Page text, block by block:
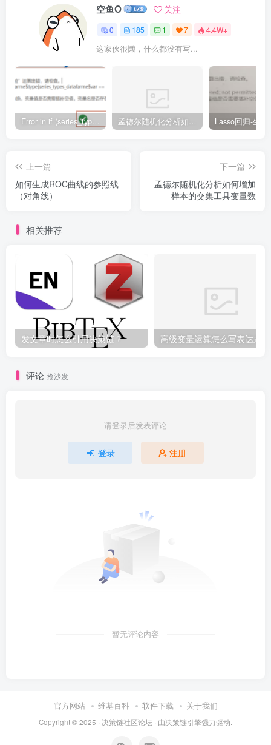
空鱼O 关注
0 185 1 7 4.4W+
这家伙很懒，什么都没有写...
Error in if (series_types_datafarme$type[series_types_datafarme$var == : argument is of length zero 孟德尔随机化分析如何把Beta值转成OR值
上一篇
如何生成ROC曲线的参照线
（对角线）
下一篇
孟德尔随机化分析如何增加
样本的交集工具变量数
相关推荐
发文章时怎么引用决策链？ 高级变量运算怎么写表达式
评论 抢沙发
请登录后发表评论
登录 注册
暂无评论内容
官方网站 维基百科 软件下载 关于我们
Copyright © 2025 · 决策链社区论坛 · 由决策链引擎强力驱动.